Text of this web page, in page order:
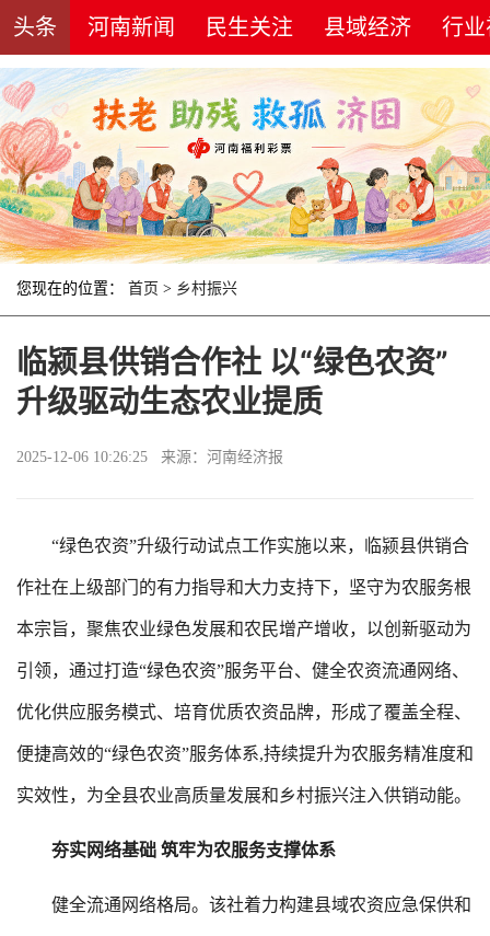
头条 河南新闻 民生关注 县域经济 行
您现在的位置： 首页 > 乡村振兴
临颍县供销合作社 以“绿色农资”
升级驱动生态农业提质
2025-12-06 10:26:25 来源：河南经济报
“绿色农资”升级行动试点工作实施以来，临颍县供销合
作社在上级部门的有力指导和大力支持下，坚守为农服务根
本宗旨，聚焦农业绿色发展和农民增产增收，以创新驱动为
引领，通过打造“绿色农资”服务平台、健全农资流通网络、
优化供应服务模式、培育优质农资品牌，形成了覆盖全程、
便捷高效的“绿色农资”服务体系,持续提升为农服务精准度和
实效性，为全县农业高质量发展和乡村振兴注入供销动能。
夯实网络基础 筑牢为农服务支撑体系
健全流通网络格局。该社着力构建县域农资应急保供和